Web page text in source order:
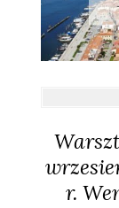
r.